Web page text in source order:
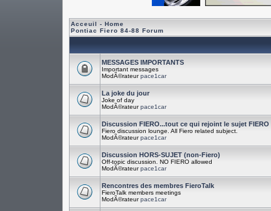
Acceuil - Home
Pontiac Fiero 84-88 Forum
MESSAGES IMPORTANTS
Important messages
ModÃ©rateurpace1car
La joke du jour
Joke of day
ModÃ©rateurpace1car
Discussion FIERO...tout ce qui rejoint le sujet FIERO
Fiero discussion lounge. All Fiero related subject.
ModÃ©rateurpace1car
Discussion HORS-SUJET (non-Fiero)
Off-topic discussion. NO FIERO allowed
ModÃ©rateurpace1car
Rencontres des membres FieroTalk
FieroTalk members meetings
ModÃ©rateurpace1car